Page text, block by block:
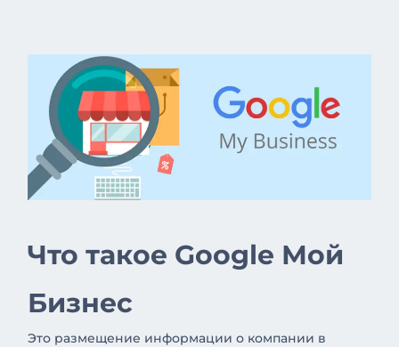
Что такое Google Мой
Бизнес
Это размещение информации о компании в